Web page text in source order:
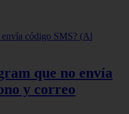
que no envía
y correo